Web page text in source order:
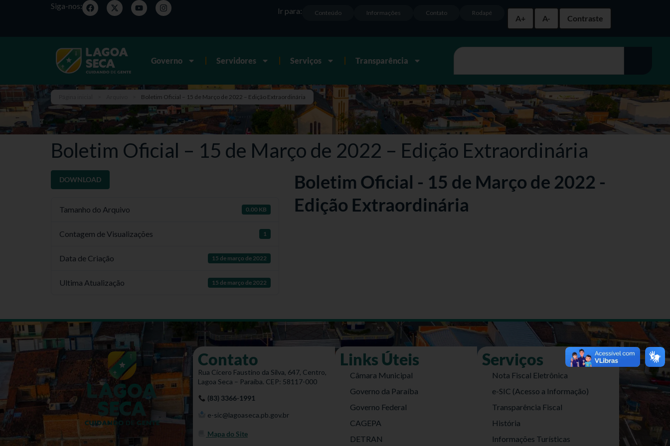
Siga-nos:
A+
A- Contraste
Rodapé
Contato
Informações
Conteúdo
Ir para:
Governo Servidores Serviços Transparência
Boletim Oficial – 15 de Março de 2022 – Edição Extraordinária
Boletim Oficial – 15 de Março de 2022 – Edição Extraordinária
DOWNLOAD
Tamanho do Arquivo 0.00 KB
Contagem de Visualizações 1
Data de Criação 15 de março de 2022
Ultima Atualização 15 de março de 2022
Boletim Oficial - 15 de Março de 2022 -
Edição Extraordinária
Contato
Rua Cícero Faustino da Silva, 647, Centro,
Lagoa Seca – Paraíba. CEP: 58117-000
(83) 3366-1991
e-sic@lagoaseca.pb.gov.br
Mapa do Site
Links Úteis
Câmara Municipal
Governo da Paraíba
Governo Federal
CAGEPA
DETRAN
Serviços
Nota Fiscal Eletrônica
e-SIC (Acesso a Informação)
Transparência Fiscal
História
Informações Turísticas